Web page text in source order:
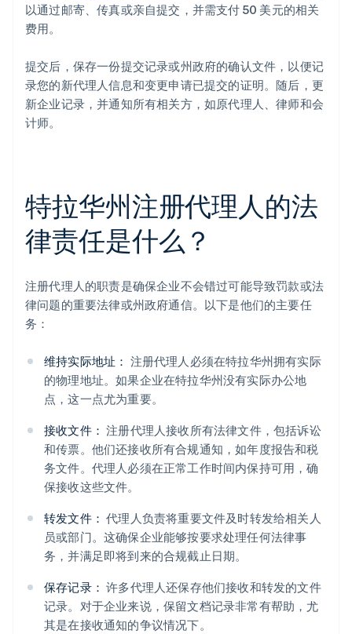
以通过邮寄、传真或亲自提交，并需支付 50 美元的相关
费用。
提交后，保存一份提交记录或州政府的确认文件，以便记
录您的新代理人信息和变更申请已提交的证明。随后，更
新企业记录，并通知所有相关方，如原代理人、律师和会
计师。
特拉华州注册代理人的法
律责任是什么？
注册代理人的职责是确保企业不会错过可能导致罚款或法
律问题的重要法律或州政府通信。以下是他们的主要任
务：
维持实际地址： 注册代理人必须在特拉华州拥有实际
的物理地址。如果企业在特拉华州没有实际办公地
点，这一点尤为重要。
接收文件： 注册代理人接收所有法律文件，包括诉讼
和传票。他们还接收所有合规通知，如年度报告和税
务文件。代理人必须在正常工作时间内保持可用，确
保接收这些文件。
转发文件： 代理人负责将重要文件及时转发给相关人
员或部门。这确保企业能够按要求处理任何法律事
务，并满足即将到来的合规截止日期。
保存记录： 许多代理人还保存他们接收和转发的文件
记录。对于企业来说，保留文档记录非常有帮助，尤
其是在接收通知的争议情况下。